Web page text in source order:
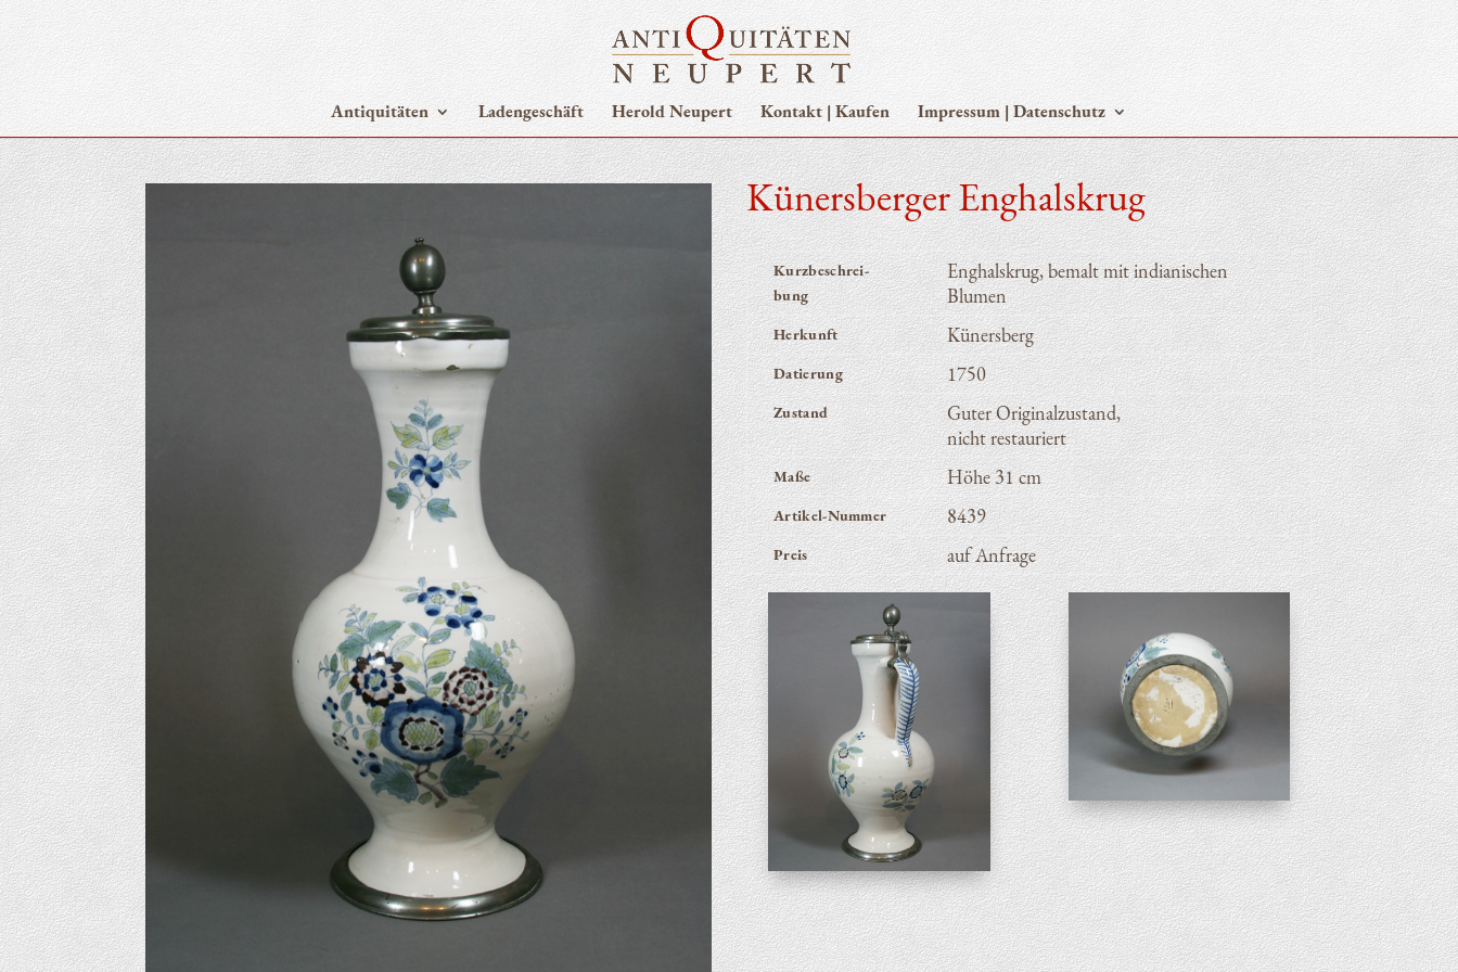
Anti­qui­tä­ten Laden­ge­schäft Herold Neupert Kon­takt | Kaufen Impres­sum | Datenschutz
Küners­ber­ger Enghalskrug
Kurz­be­schrei­
bung
Eng­hals­krug, bemalt mit india­ni­schen
Blumen
Her­kunft Küners­berg
Datie­rung 1750
Zustand
Guter Ori­gi­nal­zu­stand,
nicht restauriert
Maße Höhe 31 cm
Artikel-Nummer 8439
Preis auf Anfra­ge